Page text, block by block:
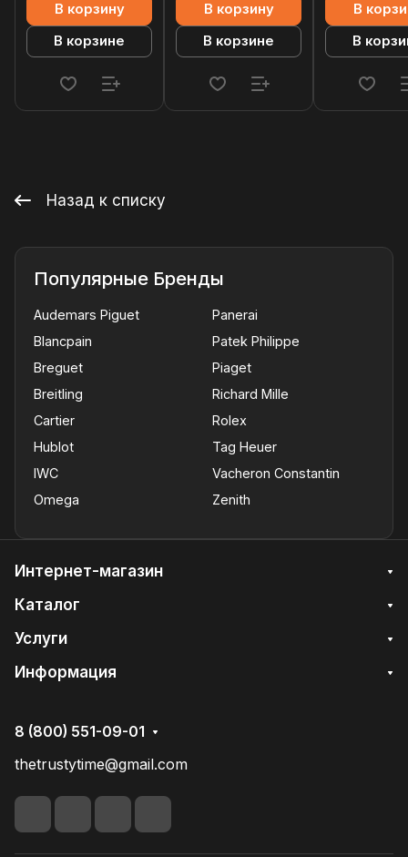
В корзину
В корзине
В корзину
В корзине
В
В
Назад к списку
Популярные Бренды
Audemars Piguet
Blancpain
Breguet
Breitling
Cartier
Hublot
IWC
Omega
Panerai
Patek Philippe
Piaget
Richard Mille
Rolex
Tag Heuer
Vacheron Constantin
Zenith
Интернет-магазин
Каталог
Услуги
Информация
8 (800) 551-09-01
thetrustytime@gmail.com